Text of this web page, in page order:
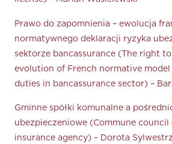
Prawo do zapomnienia – ewolucja
normatywnego deklaracji ryzyka
sektorze bancassurance (The right
evolution of French normative
duties in bancassurance sector) –
Gminne spółki komunalne a
ubezpieczeniowe (Commune
insurance agency) – Dorota